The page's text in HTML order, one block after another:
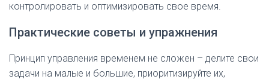
контролировать и оптимизировать свое время.
Практические советы и упражнения
Принцип управления временем не сложен – делите свои
задачи на малые и большие, приоритизируйте их,